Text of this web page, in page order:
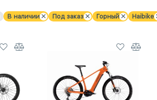
В наличии Под заказ Горный Haibike